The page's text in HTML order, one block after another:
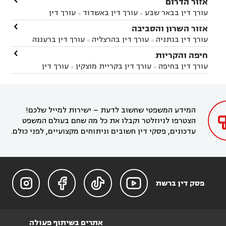
עורך דין בבאר שבע  עורך דין באשדוד 
עורך דין
באשקלון
עורך דין בבאר טוביה עורך דין בגן יבנה
עורך דין בניר הבנים עורך דין בערד
זיקים
עורך דין בנתיבות עורך דין בקרית מלאכי
אזור השרון והסביבה
עורך דין בנתניה  עורך דין בהרצליה  עורך דין ברעננה
עורך דין בחדרה עורך דין בכפר סבא
עורך דין בהוד
השרון
עורך דין באבן יהודה
עורך דין בחריש עורך דין בקיסריה עורך דין בקדימה

חיפה והקריות
עורך דין בחיפה  עורך דין בקריית מוצקין 
עורך דין
בקרית מוצקין
עורך דין בקריית אתא
עורך דין

המידע המשפטי שחשוב לדעת – ישירות למייל שלכם!
הצטרפו לניוזלטר וקבלו את כל מה שחם בעולם המשפט
עדכונים, פסקי דין חשובים וניתוחים מקצועיים, לפני כולם.
פסק דין ברשת 



אתרים בשיתוף פעולה